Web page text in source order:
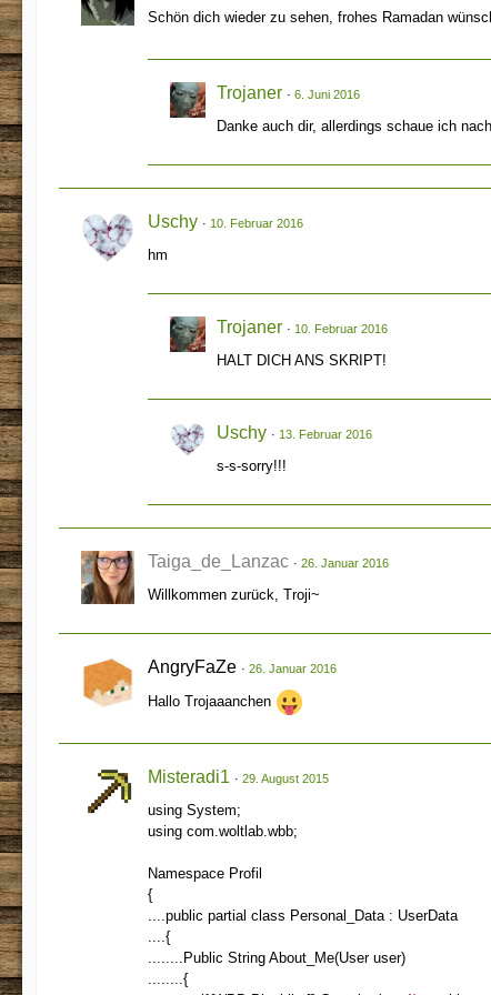
Schön dich wieder zu sehen, frohes Ramadan
Trojaner 6. Juni 2016
Danke auch dir, allerdings schaue ich
Uschy 10. Februar 2016
hm
Trojaner 10. Februar 2016
HALT DICH ANS SKRIPT!
Uschy 13. Februar 2016
s-s-sorry!!!
Taiga_de_Lanzac 26. Januar 2016
Willkommen zurück, Troji~
AngryFaZe 26. Januar 2016
Hallo Trojaaanchen
Misteradi1 29. August 2015
using System;
using com.woltlab.wbb;
Namespace Profil
{
....public partial class Personal_Data : UserData
....{
........Public String About_Me(User user)
........{